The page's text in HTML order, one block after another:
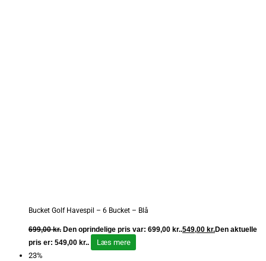
Bucket Golf Havespil – 6 Bucket – Blå
699,00kr. Den oprindelige pris var: 699,00 kr..549,00 kr.Den aktuelle
pris er: 549,00 kr..
Læs mere
23%